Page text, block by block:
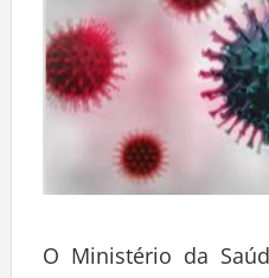
O Ministério da